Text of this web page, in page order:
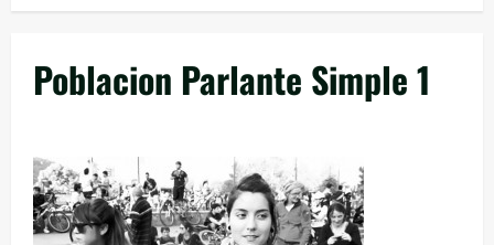
Poblacion Parlante Simple 1